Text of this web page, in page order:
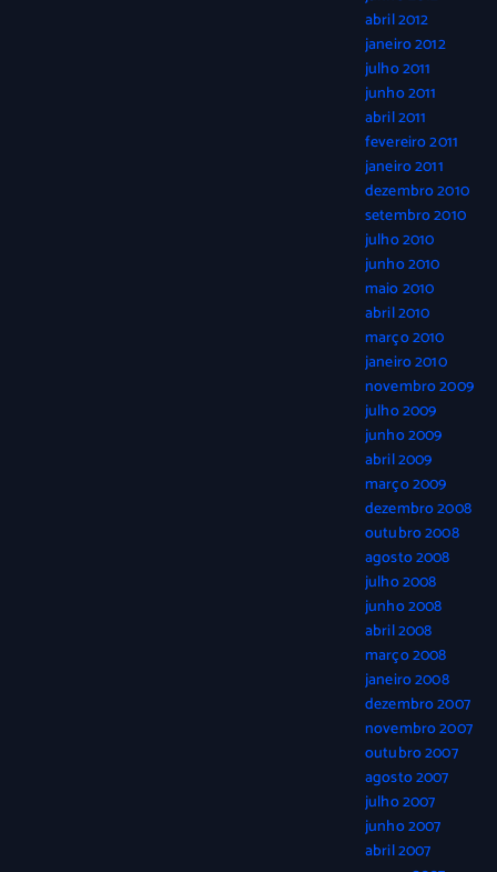
abril 2012
janeiro 2012
julho 2011
junho 2011
abril 2011
fevereiro 2011
janeiro 2011
dezembro 2010
setembro 2010
julho 2010
junho 2010
maio 2010
abril 2010
março 2010
janeiro 2010
novembro 2009
julho 2009
junho 2009
abril 2009
março 2009
dezembro 2008
outubro 2008
agosto 2008
julho 2008
junho 2008
abril 2008
março 2008
janeiro 2008
dezembro 2007
novembro 2007
outubro 2007
agosto 2007
julho 2007
junho 2007
abril 2007